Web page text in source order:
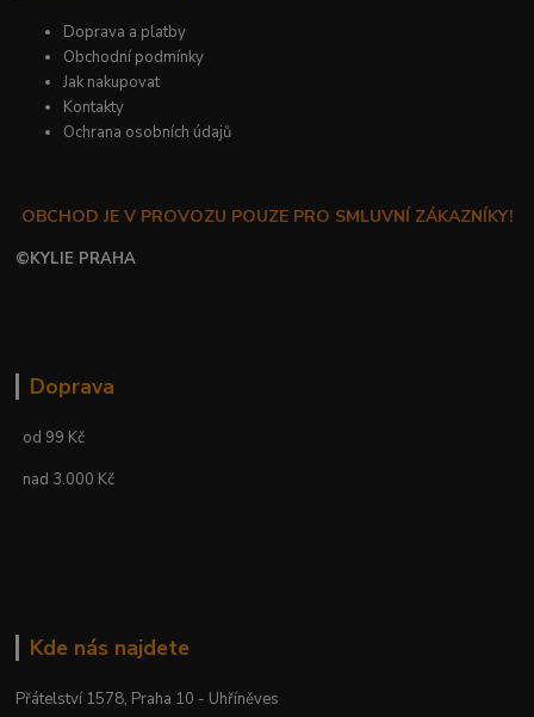
Doprava a platby
Obchodní podmínky
Jak nakupovat
Kontakty
Ochrana osobních údajů
OBCHOD JE V PROVOZU POUZE PRO SMLUVNÍ ZÁKAZNÍKY!
©KYLIE PRAHA
Doprava
od 99 Kč
nad 3.000 Kč
Kde nás najdete
Přátelství 1578, Praha 10 - Uhříněves